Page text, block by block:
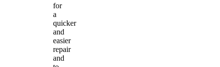
for
a
quicker
and
easier
repair
and